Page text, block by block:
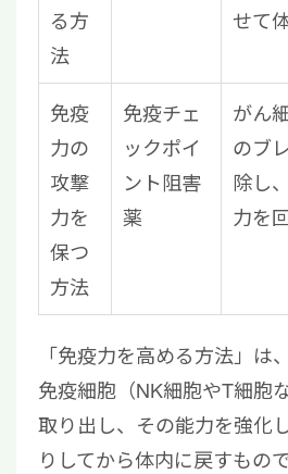
る方
法
せて
免疫
力の
攻撃
力を
保つ
方法
免疫チェ
ックポイ
ント阻害
薬
がん
のブ
除し
力を
「免疫力を高める方法」は
免疫細胞（NK細胞やT細胞
取り出し、その能力を強化
りしてから体内に戻すもの